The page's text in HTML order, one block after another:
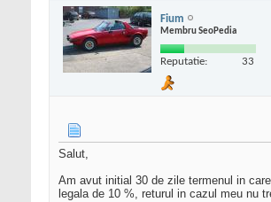
Fium
Membru SeoPedia
Reputatie: 33
Salut,
Am avut initial 30 de zile termenul in
legala de 10 %, returul in cazul meu nu